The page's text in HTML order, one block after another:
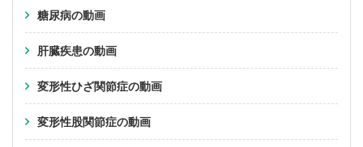
糖尿病の動画
肝臓疾患の動画
変形性ひざ関節症の動画
変形性股関節症の動画